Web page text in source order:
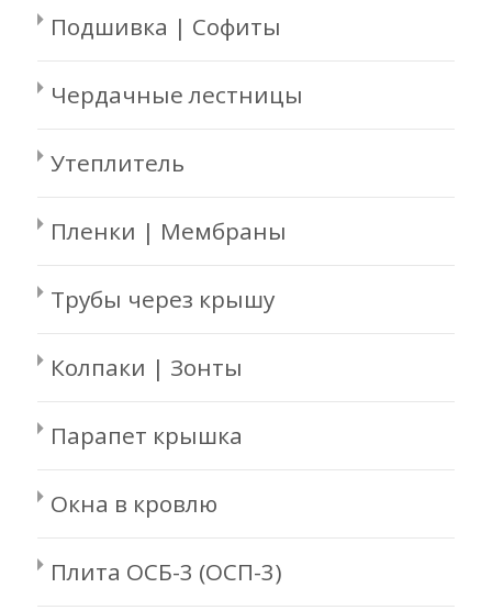
Подшивка | Софиты
Чердачные лестницы
Утеплитель
Пленки | Мембраны
Трубы через крышу
Колпаки | Зонты
Парапет крышка
Окна в кровлю
Плита ОСБ-3 (ОСП-3)